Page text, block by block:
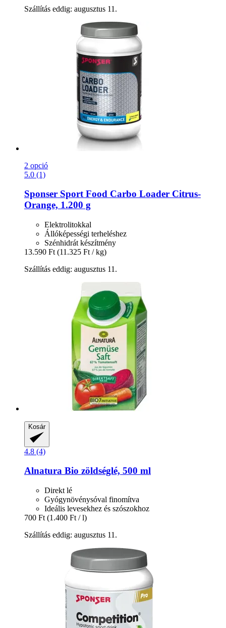
Szállítás eddig: augusztus 11.
2 opció
5.0 (1)
Sponser Sport Food Carbo Loader Citrus-​
Orange, 1.200 g
Elektrolitokkal
Állóképességi terheléshez
Szénhidrát készítmény
13.590 Ft (11.325 Ft / kg)
Szállítás eddig: augusztus 11.
Kosár
4.8 (4)
Alnatura Bio zöldséglé, 500 ml
Direkt lé
Gyógynövénysóval finomítva
Ideális levesekhez és szószokhoz
700 Ft (1.400 Ft / l)
Szállítás eddig: augusztus 11.